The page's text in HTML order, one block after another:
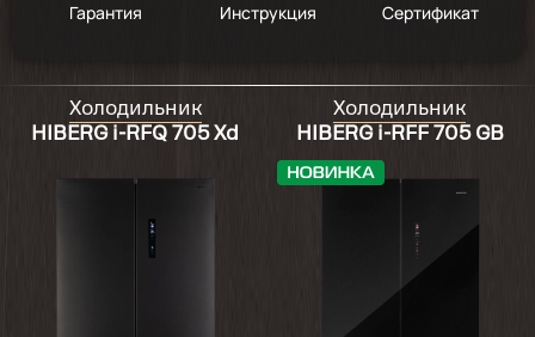
Гарантия Инструкция Сертификат
Холодильник
HIBERG i-RFQ 705 Xd
Холодильник
HIBERG i-RFF 705 GB